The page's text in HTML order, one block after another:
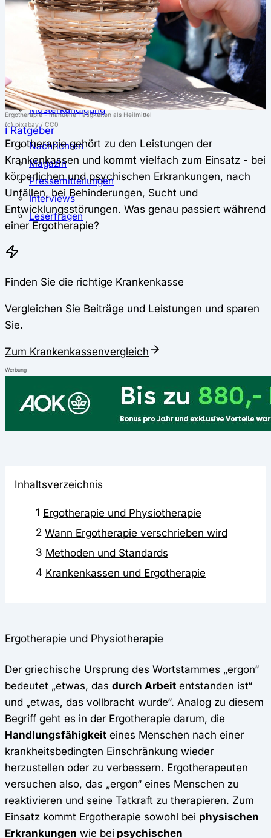
⚖️ Vergleich & Rechner
Krankenkassenvergleich
Krankenkassenrechner
↔ Wechsel
Krankenkassenwechsel
Kündigung
Musterkündigung
ℹ Ratgeber
Nachrichten
Magazin
Pressemitteilungen
Interviews
Leserfragen
Ergotherapie - manuelle Tätigkeiten als Heilmittel
(c) pixabay / CC0
Ergotherapie gehört zu den Leistungen der
Krankenkassen und kommt vielfach zum Einsatz - bei
körperlichen und psychischen Erkrankungen, nach
Unfällen, bei Behinderungen, Sucht und
Entwicklungsstörungen. Was genau passiert während
einer Ergotherapie?
Finden Sie die richtige Krankenkasse
Vergleichen Sie Beiträge und Leistungen und sparen
Sie.
Zum Krankenkassenvergleich
Werbung
Inhaltsverzeichnis
1 Ergotherapie und Physiotherapie
2 Wann Ergotherapie verschrieben wird
3 Methoden und Standards
4 Krankenkassen und Ergotherapie
Ergotherapie und Physiotherapie
Der griechische Ursprung des Wortstammes „ergon“
bedeutet „etwas, das durch Arbeit entstanden ist“
und „etwas, das vollbracht wurde“. Analog zu diesem
Begriff geht es in der Ergotherapie darum, die
Handlungsfähigkeit eines Menschen nach einer
krankheitsbedingten Einschränkung wieder
herzustellen oder zu verbessern. Ergotherapeuten
versuchen also, das „ergon“ eines Menschen zu
reaktivieren und seine Tatkraft zu therapieren. Zum
Einsatz kommt Ergotherapie sowohl bei physischen
Erkrankungen wie bei psychischen